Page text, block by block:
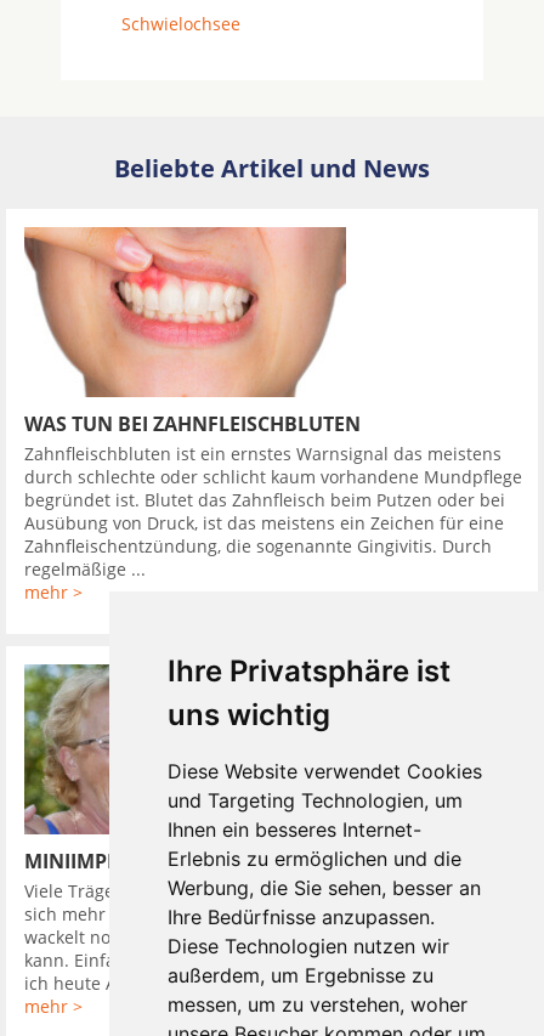
Ihre Privatsphäre ist
uns wichtig
Diese Website verwendet Cookies
und Targeting Technologien, um
Ihnen ein besseres Internet-
Erlebnis zu ermöglichen und die
Werbung, die Sie sehen, besser an
Ihre Bedürfnisse anzupassen.
Diese Technologien nutzen wir
außerdem, um Ergebnisse zu
messen, um zu verstehen, woher
Schwielochsee
Beliebte Artikel und News
WAS TUN BEI ZAHNFLEISCHBLUTEN
Zahnfleischbluten ist ein ernstes Warnsignal das meistens
durch schlechte oder schlicht kaum vorhandene Mundpflege
begründet ist. Blutet das Zahnfleisch beim Putzen oder bei
Ausübung von Druck, ist das meistens ein Zeichen für eine
Zahnfleischentzündung, die sogenannte Gingivitis. Durch
regelmäßige ...
mehr >
MINIIMPLANTATE UND DIE PROTHESE SITZT
Viele Träger von herausnehmbaren Zahnprothesen wünschen
sich mehr Halt. Einen komfortablen Zahnersatz, der weder
wackelt noch drückt. Einen mit dem man wieder alles essen
kann. Einfach so wie früher, als man sich fragte: Worauf habe
ich heute Appetit? und ...
mehr >